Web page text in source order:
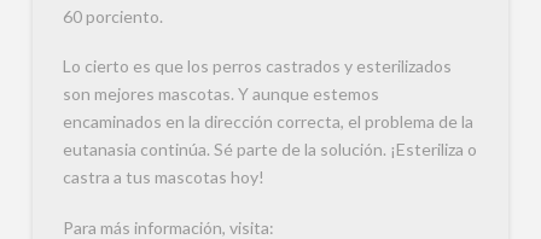
60 porciento.
Lo cierto es que los perros castrados y esterilizados
son mejores mascotas. Y aunque estemos
encaminados en la dirección correcta, el problema de la
eutanasia continúa. Sé parte de la solución. ¡Esteriliza o
castra a tus mascotas hoy!
Para más información, visita: